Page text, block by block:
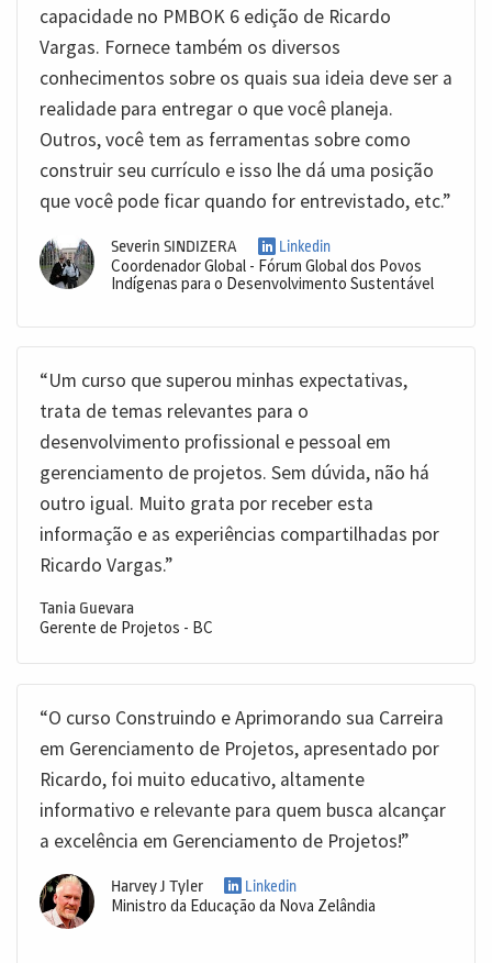
capacidade no PMBOK 6 edição de Ricardo
Vargas. Fornece também os diversos
conhecimentos sobre os quais sua ideia deve ser a
realidade para entregar o que você planeja.
Outros, você tem as ferramentas sobre como
construir seu currículo e isso lhe dá uma posição
que você pode ficar quando for entrevistado, etc.”
Severin SINDIZERA Linkedin
Coordenador Global - Fórum Global dos Povos
Indígenas para o Desenvolvimento Sustentável
“Um curso que superou minhas expectativas,
trata de temas relevantes para o
desenvolvimento profissional e pessoal em
gerenciamento de projetos. Sem dúvida, não há
outro igual. Muito grata por receber esta
informação e as experiências compartilhadas por
Ricardo Vargas.”
Tania Guevara
Gerente de Projetos - BC
“O curso Construindo e Aprimorando sua Carreira
em Gerenciamento de Projetos, apresentado por
Ricardo, foi muito educativo, altamente
informativo e relevante para quem busca alcançar
a excelência em Gerenciamento de Projetos!”
Harvey J Tyler Linkedin
Ministro da Educação da Nova Zelândia